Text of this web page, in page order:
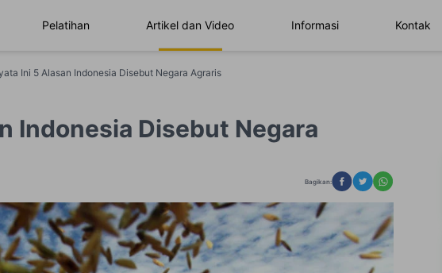
Pelatihan Artikel dan Video Informasi Kontak
Ini 5 Alasan Indonesia Disebut Negara Agraris
Indonesia Disebut Negara
Bagikan: